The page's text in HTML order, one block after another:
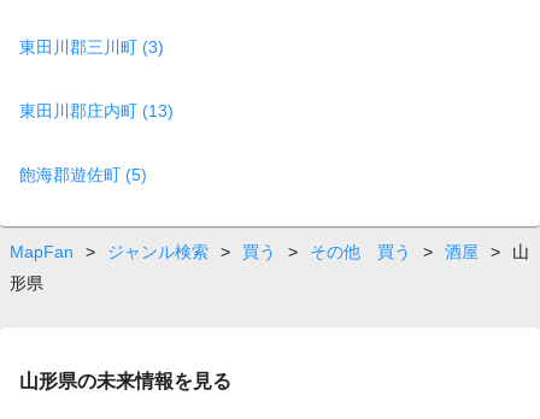
東田川郡三川町 (3)
東田川郡庄内町 (13)
飽海郡遊佐町 (5)
MapFan > ジャンル検索 > 買う > その他 買う > 酒屋 >
山
形県
山形県の未来情報を見る